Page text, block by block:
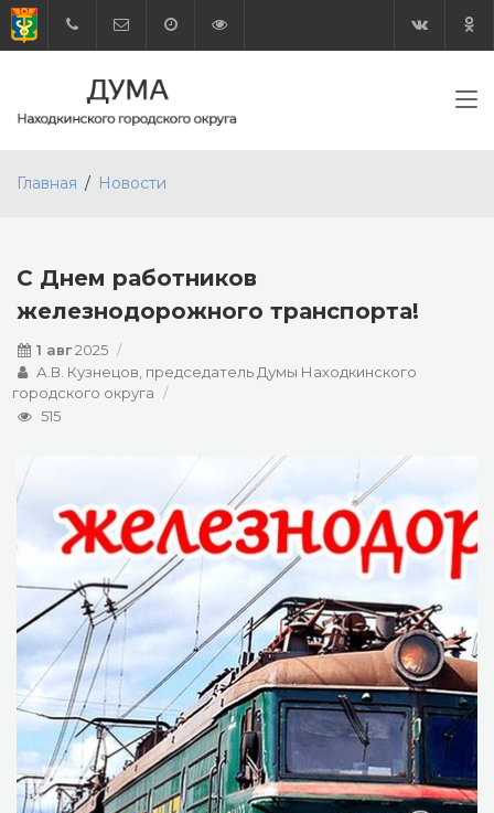
Главная Новости
С Днем работников
железнодорожного транспорта!
1 авг2025
А.В. Кузнецов, председатель Думы Находкинского
городского округа
515